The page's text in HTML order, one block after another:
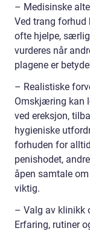
– Medisinske
Ved trang forhud
ofte hjelpe,
vurderes når
plagene er
– Realistiske
Omskjæring kan
ved ereksjon,
hygieniske
forhuden for
penishodet,
åpen samtale
viktig.
– Valg av klinikk
Erfaring, rutiner